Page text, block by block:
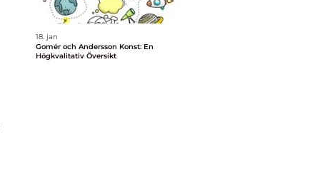
18. jan
Gomér och Andersson Konst: En
Högkvalitativ Översikt